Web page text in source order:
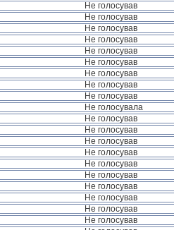
Не голосував
Не голосував
Не голосував
Не голосував
Не голосував
Не голосував
Не голосував
Не голосував
Не голосував
Не голосувала
Не голосував
Не голосував
Не голосував
Не голосував
Не голосував
Не голосував
Не голосував
Не голосував
Не голосував
Не голосував